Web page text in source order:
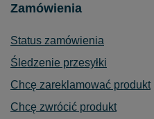
Zamówienia
Status zamówienia
Śledzenie przesyłki
Chcę zareklamować produkt
Chcę zwrócić produkt